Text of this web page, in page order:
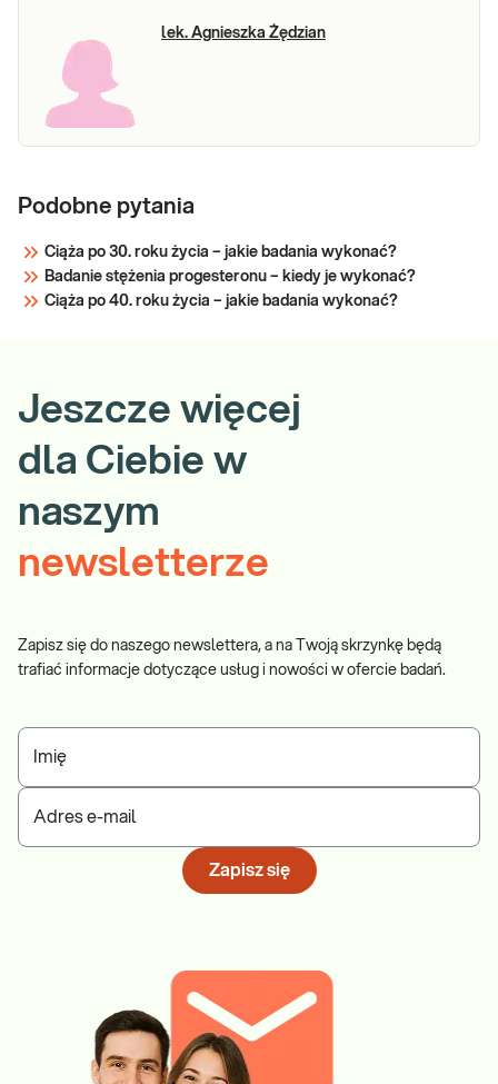
lek. Agnieszka Żędzian
Podobne pytania
Ciąża po 30. roku życia – jakie badania wykonać?
Badanie stężenia progesteronu – kiedy je wykonać?
Ciąża po 40. roku życia – jakie badania wykonać?
Jeszcze więcej
dla Ciebie w
naszym
newsletterze
Zapisz się do naszego newslettera, a na Twoją skrzynkę będą
trafiać informacje dotyczące usług i nowości w ofercie badań.
Imię
Adres e-mail
Zapisz się